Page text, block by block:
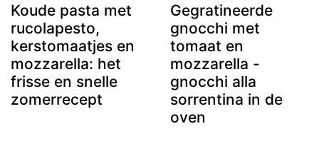
Koude pasta met
rucolapesto,
kerstomaatjes en
mozzarella: het
frisse en snelle
zomerrecept
Gegratineerde
gnocchi met
tomaat en
mozzarella -
gnocchi alla
sorrentina in de
oven